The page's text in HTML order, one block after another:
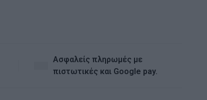
Ασφαλείς πληρωμές με
πιστωτικές και Google pay.